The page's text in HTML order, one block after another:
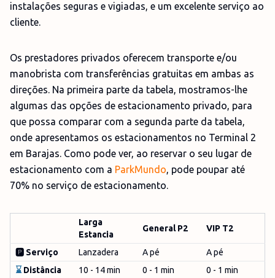
instalações seguras e vigiadas, e um excelente serviço ao
cliente.
Os prestadores privados oferecem transporte e/ou
manobrista com transferências gratuitas em ambas as
direções. Na primeira parte da tabela, mostramos-lhe
algumas das opções de estacionamento privado, para
que possa comparar com a segunda parte da tabela,
onde apresentamos os estacionamentos no Terminal 2
em Barajas. Como pode ver, ao reservar o seu lugar de
estacionamento com a ParkMundo, pode poupar até
70% no serviço de estacionamento.
Larga
Estancia
General P2 VIP T2
🅿️ Serviço Lanzadera A pé
A pé
⌛ Distância 10 - 14 min 0 - 1 min 0 - 1 min